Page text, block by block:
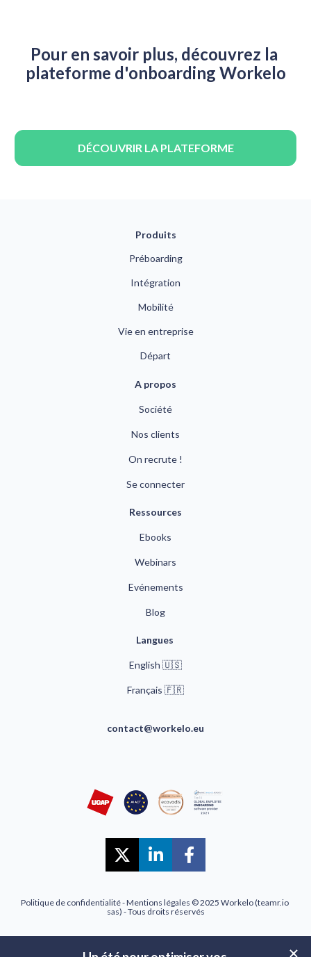
Pour en savoir plus, découvrez la
plateforme d'onboarding Workelo
DÉCOUVRIR LA PLATEFORME
Produits
Préboarding
Intégration
Mobilité
Vie en entreprise
Départ
A propos
Société
Nos clients
On recrute !
Se connecter
Ressources
Ebooks
Webinars
Evénements
Blog
Langues
English 🇺🇸
Français 🇫🇷
contact@workelo.eu
Share on X (Twitter)
Share on LinkedIn
Share on
Politique de confidentialité - Mentions légales © 2025 Workelo (teamr.io
sas) - Tous droits réservés